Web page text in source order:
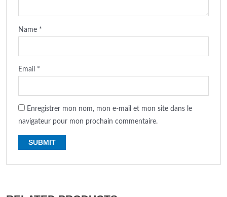
Name *
Email *
Enregistrer mon nom, mon e-mail et mon site dans le
navigateur pour mon prochain commentaire.